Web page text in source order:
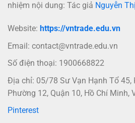
nhiệm nội dung: Tác giả Nguyễn
Website: https://vntrade.edu.vn
Email: contact@vntrade.edu.vn
Số điện thoại: 1900668822
Địa chỉ: 05/78 Sư Vạn Hạnh Tổ 45,
Phường 12, Quận 10, Hồ Chí Minh,
Pinterest